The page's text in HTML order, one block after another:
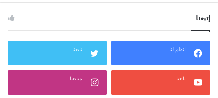
إتبعنا
انظم لنا تابعنا
تابعنا متابعنا